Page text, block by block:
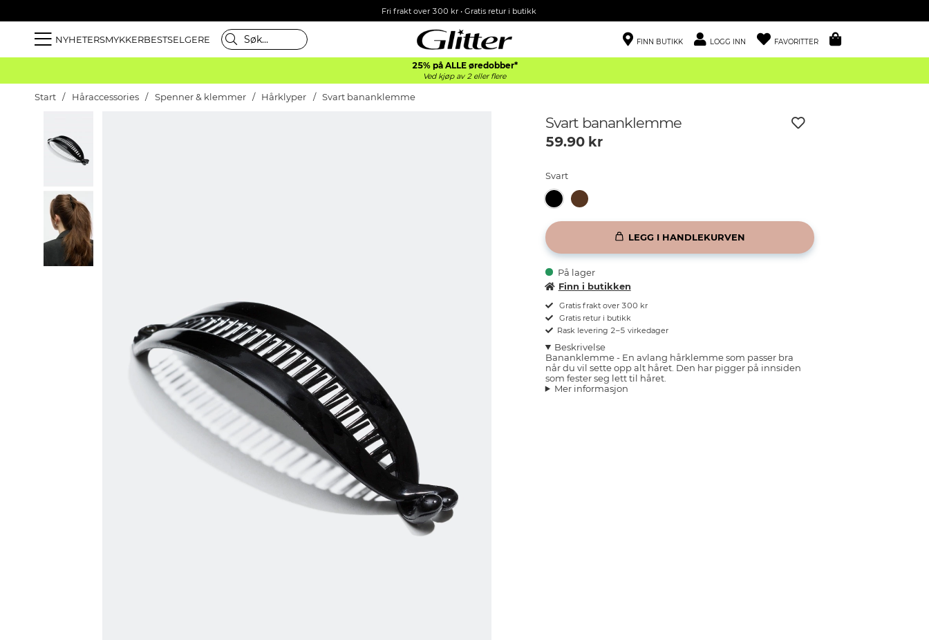
Fri frakt over 300 kr • Gratis retur i butikk
NYHETERSMYKKERBESTSELGERE FINN BUTIKK LOGG INN FAVORITTER
25% på ALLE øredobber*
Ved kjøp av 2 eller flere
Start Håraccessories Spenner & klemmer Hårklyper Svart bananklemme
Svart bananklemme
59.90kr
Svart
LEGG I HANDLEKURVEN
På lager
Finn i butikken
Gratis frakt over 300 kr
Gratis retur i butikk
Rask levering 2–5 virkedager
Beskrivelse
Bananklemme - En avlang hårklemme som passer bra
når du vil sette opp alt håret. Den har pigger på innsiden
som fester seg lett til håret.
Mer informasjon